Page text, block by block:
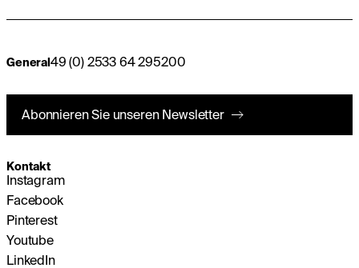
General49 (0) 2533 64 295200
Abonnieren Sie unseren Newsletter
Kontakt
Instagram
Facebook
Pinterest
Youtube
LinkedIn